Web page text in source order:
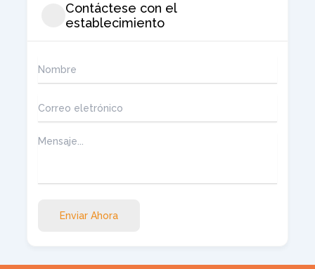
Contáctese con el
establecimiento
Enviar Ahora